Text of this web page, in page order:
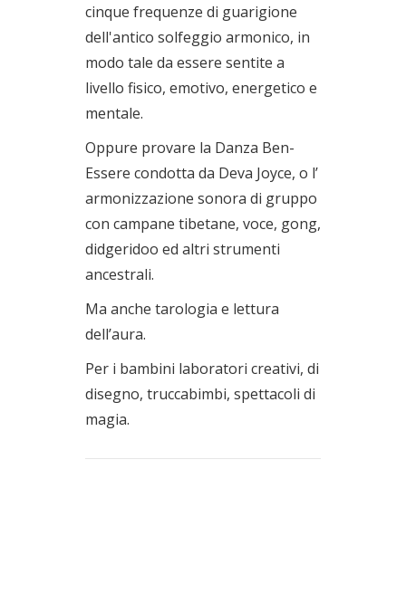
cinque frequenze di guarigione
dell'antico solfeggio armonico, in
modo tale da essere sentite a
livello fisico, emotivo, energetico e
mentale.
Oppure provare la Danza Ben-
Essere condotta da Deva Joyce, o l’
armonizzazione sonora di gruppo
con campane tibetane, voce, gong,
didgeridoo ed altri strumenti
ancestrali.
Ma anche tarologia e lettura
dell’aura.
Per i bambini laboratori creativi, di
disegno, truccabimbi, spettacoli di
magia.